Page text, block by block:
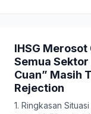
IHSG
Semua
Cuan” Masih
Rejection
1. Ringkasan